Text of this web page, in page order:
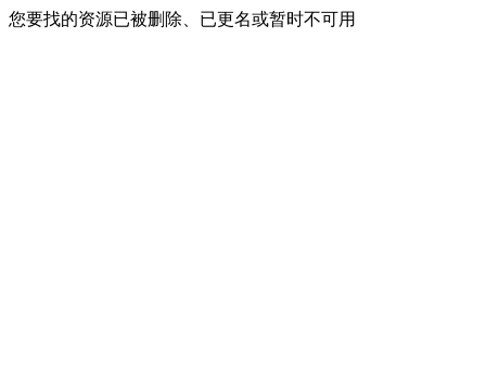
您要找的资源已被删除、已更名或暂时不可用